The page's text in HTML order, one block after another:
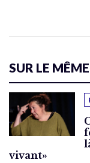
SUR LE
vivant»